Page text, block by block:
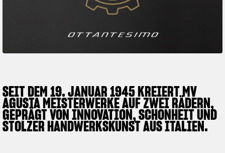
ABOUT
RUSH
SUPERVELOCE ARSHAM
FACEBOOK
YOUTUBE
SEIT DEM 19. JANUAR 1945 KREIERT MV
AGUSTA MEISTERWERKE AUF ZWEI RÄDERN,
GEPRÄGT VON INNOVATION, SCHÖNHEIT UND
STOLZER HANDWERKSKUNST AUS ITALIEN.